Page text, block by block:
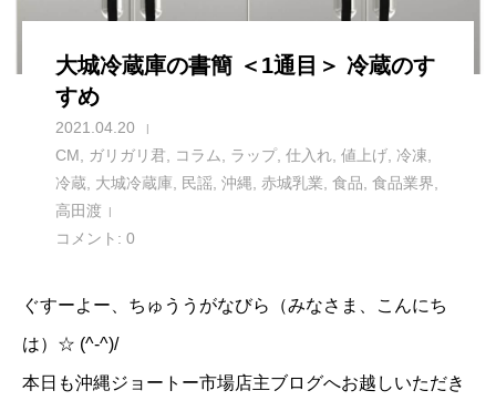
大城冷蔵庫の書簡 ＜1通目＞ 冷蔵のす
すめ
2021.04.20
CM
ガリガリ君 コラム ラップ, 仕入れ 値上げ 冷凍
冷蔵
大城冷蔵庫 民謡 沖縄 赤城乳業 食品 食品業界
高田渡
コメント: 0
ぐすーよー、ちゅううがなびら（みなさま、こんにち
は）☆ (^-^)/
本日も沖縄ジョートー市場店主ブログへお越しいただき